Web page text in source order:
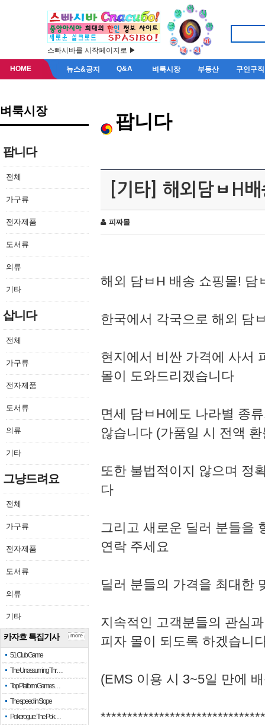
스빠시바를 시작페이지로 ▶
HOME 뉴스&공지 Q&A 벼룩시장 부동산 구인구직
벼룩시장
팝니다
전체
가구류
전자제품
도서류
의류
기타
삽니다
전체
가구류
전자제품
도서류
의류
기타
그냥드려요
전체
가구류
전자제품
도서류
의류
기타
카자흐 특집기사
51 Club Game
The Unassuming Thr…
Top Platform Games…
The speed in Slope
Pokerogue: The Pok…
more
팝니다
[기타] 해외담ㅂH
피짜몰
해외 담ㅂH 배송 쇼핑몰! 담
한국에서 각국으로 해외 담
현지에서 비싼 가격에 사서
몰이 도와드리겠습니다
면세 담ㅂH에도 나라별 종
않습니다 (가품일 시 전액 환
또한 불법적이지 않으며 정
다
그리고 새로운 딜러 분들을
연락 주세요
딜러 분들의 가격을 최대한
지속적인 고객분들의 관심
피자 몰이 되도록 하겠습니
(EMS 이용 시 3~5일 만에